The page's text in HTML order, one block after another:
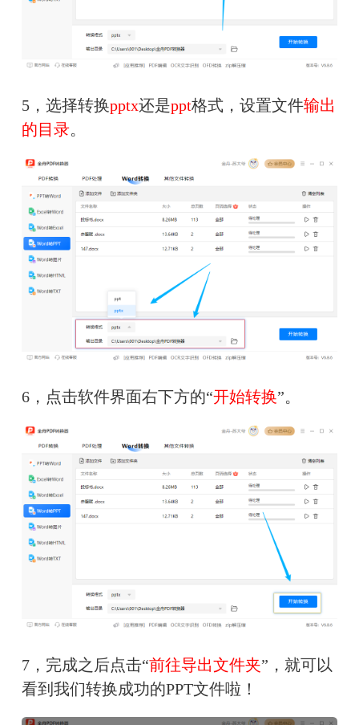
5，选择转换pptx还是ppt格式，设置文件输出
的目录。
6，点击软件界面右下方的“开始转换”。
7，完成之后点击“前往导出文件夹”，就可以
看到我们转换成功的PPT文件啦！